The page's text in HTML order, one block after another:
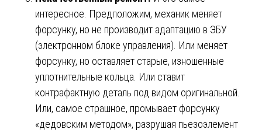
интересное. Предположим, механик меняет
форсунку, но не производит адаптацию в ЭБУ
(электронном блоке управления). Или меняет
форсунку, но оставляет старые, изношенные
уплотнительные кольца. Или ставит
контрафактную деталь под видом оригинальной.
Или, самое страшное, промывает форсунку
«дедовским методом», разрушая пьезоэлемент